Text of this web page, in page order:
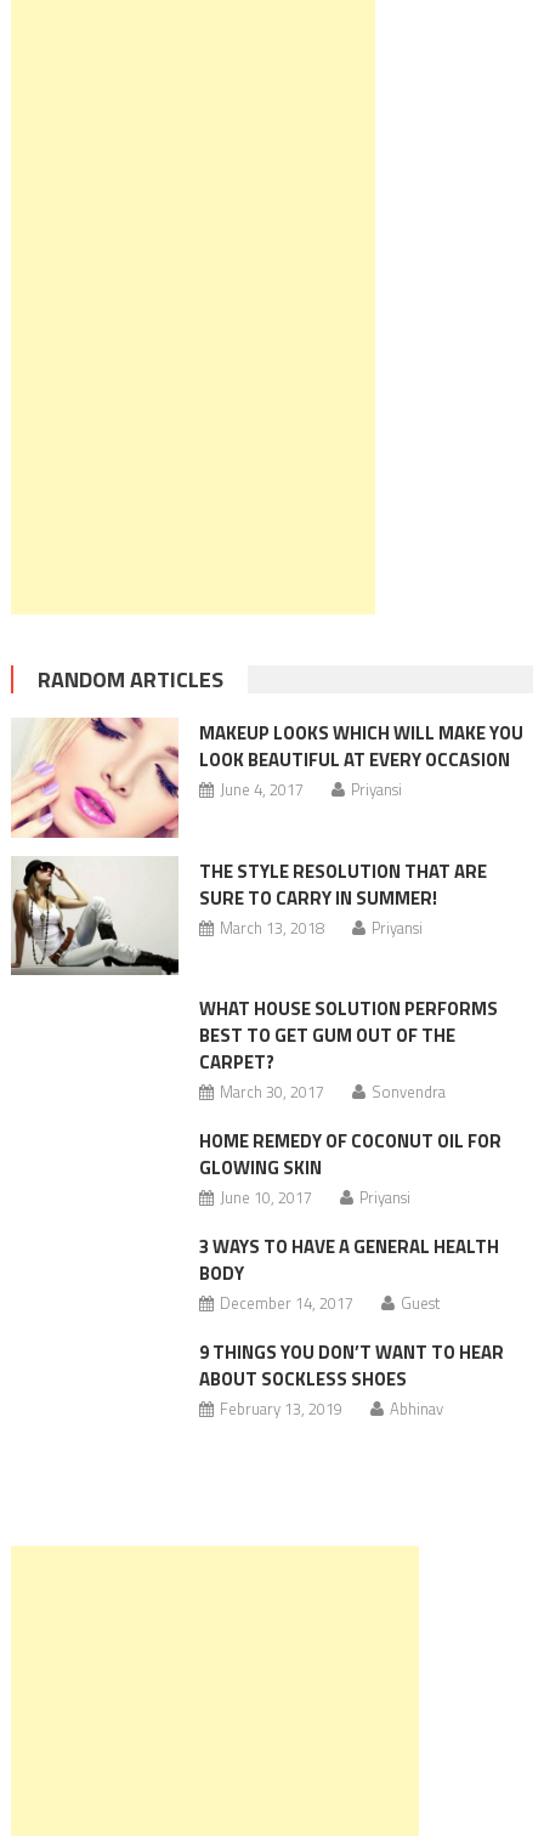
RANDOM ARTICLES
MAKEUP LOOKS WHICH WILL MAKE YOU
LOOK BEAUTIFUL AT EVERY OCCASION
June 4, 2017 Priyansi
THE STYLE RESOLUTION THAT ARE
SURE TO CARRY IN SUMMER!
March 13, 2018 Priyansi
WHAT HOUSE SOLUTION PERFORMS
BEST TO GET GUM OUT OF THE
CARPET?
March 30, 2017 Sonvendra
HOME REMEDY OF COCONUT OIL FOR
GLOWING SKIN
June 10, 2017 Priyansi
3 WAYS TO HAVE A GENERAL HEALTH
BODY
December 14, 2017 Guest
9 THINGS YOU DON’T WANT TO HEAR
ABOUT SOCKLESS SHOES
February 13, 2019 Abhinav